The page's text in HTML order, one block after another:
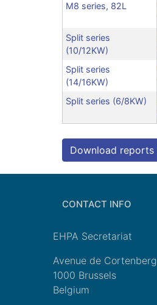
M8 series, 82L
Split series
(10/12KW)
Split series
(14/16KW)
Split series (6/8KW)
Download
CONTACT INFO
EHPA Secretariat
Avenue de
1000 Brussels
Belgium